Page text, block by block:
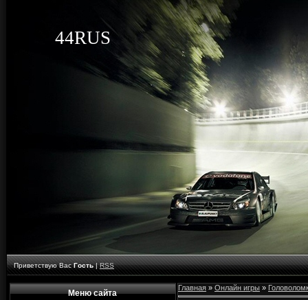
44RUS
Приветствую Вас Гость|RSS
Меню сайта
Главная » Онлайн игры »